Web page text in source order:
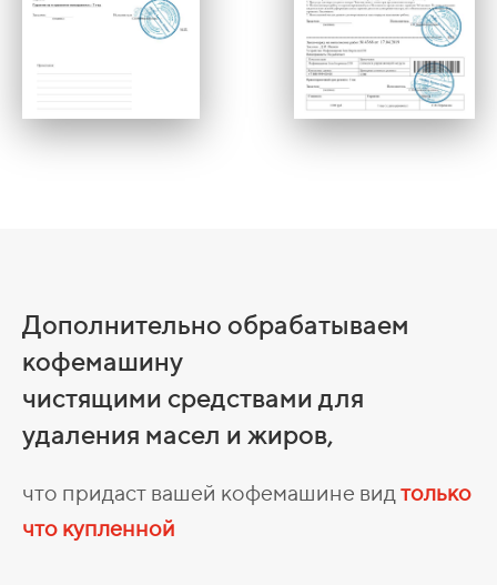
Дополнительно обрабатываем
кофемашину
чистящими средствами для
удаления масел и жиров,
что придаст вашей кофемашине вид только
что купленной